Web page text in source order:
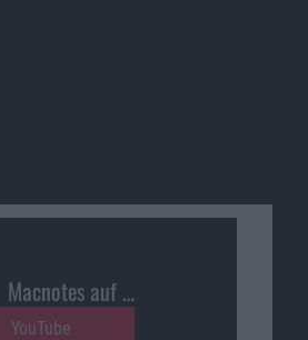
Macnotes auf …
YouTube